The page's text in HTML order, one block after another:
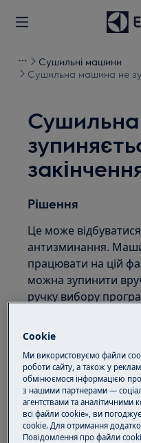
Сушильні машини
Сушильна машина не
Рішення
Це може
антизминання.
працювати на цій
можна зупинити
ручку вибору
години:
Цикл з
триває
Цикл для
тривати довше.
Може існувати
Cookie
Ми використовуємо файли
роботи сайту, а також у
обмінюємося інформацією
з нашими партнерами —
агентствами та
всі файли cookie», ви
cookie. Для отримання
Пoвідомлення прo файли